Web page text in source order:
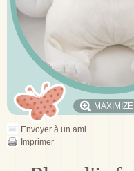
MAXIMIZE
Envoyer à un ami
Imprimer